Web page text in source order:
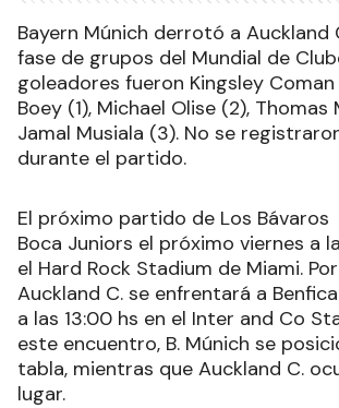
Bayern Múnich derrotó a Auckland
fase de grupos del Mundial de
goleadores fueron Kingsley Coman
Boey (1), Michael Olise (2), Thomas
Jamal Musiala (3). No se
durante el partido.
El próximo partido de Los
Boca Juniors el próximo viernes a
el Hard Rock Stadium de Miami.
Auckland C. se enfrentará a
a las 13:00 hs en el Inter and Co
este encuentro, B. Múnich se
tabla, mientras que Auckland C.
lugar.